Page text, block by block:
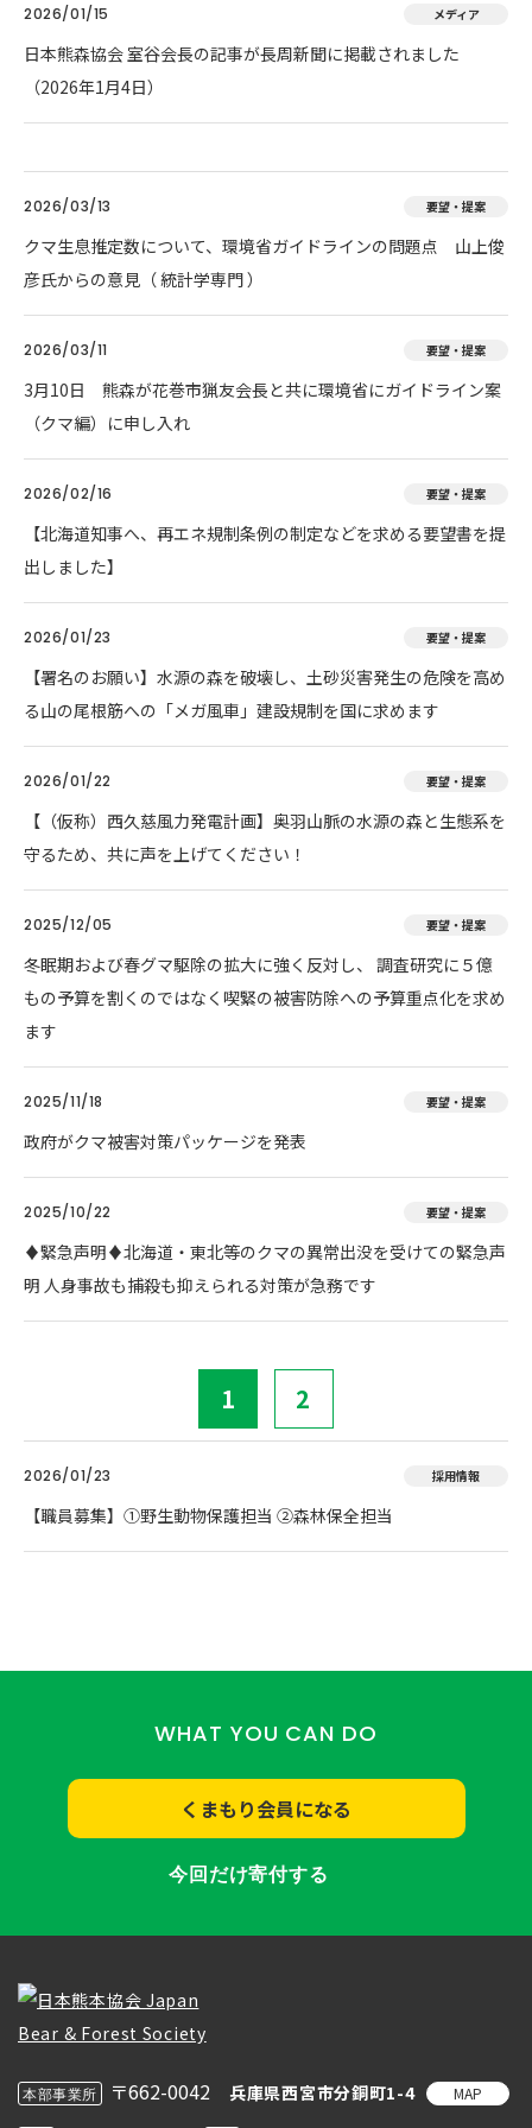
2026/01/15 メディア
日本熊森協会 室谷会長の記事が長周新聞に掲載されました
（2026年1月4日）
2026/03/13 要望・提案
クマ生息推定数について、環境省ガイドラインの問題点 山上俊
彦氏からの意見（ 統計学専門 ）
2026/03/11 要望・提案
3月10日 熊森が花巻市猟友会長と共に環境省にガイドライン案
（クマ編）に申し入れ
2026/02/16 要望・提案
【北海道知事へ、再エネ規制条例の制定などを求める要望書を提
出しました】
2026/01/23 要望・提案
【署名のお願い】水源の森を破壊し、土砂災害発生の危険を高め
る山の尾根筋への「メガ風車」建設規制を国に求めます
2026/01/22 要望・提案
【（仮称）西久慈風力発電計画】奥羽山脈の水源の森と生態系を
守るため、共に声を上げてください！
2025/12/05 要望・提案
冬眠期および春グマ駆除の拡大に強く反対し、 調査研究に５億
もの予算を割くのではなく喫緊の被害防除への予算重点化を求め
ます
2025/11/18 要望・提案
政府がクマ被害対策パッケージを発表
2025/10/22 要望・提案
♦️緊急声明♦️北海道・東北等のクマの異常出没を受けての緊急声
明 人身事故も捕殺も抑えられる対策が急務です
1 2
2026/01/23 採用情報
【職員募集】①野生動物保護担当 ②森林保全担当
WHAT YOU CAN DO
くまもり会員になる
今回だけ寄付する
本部事業所 〒662-0042 兵庫県西宮市分銅町1-4 MAP